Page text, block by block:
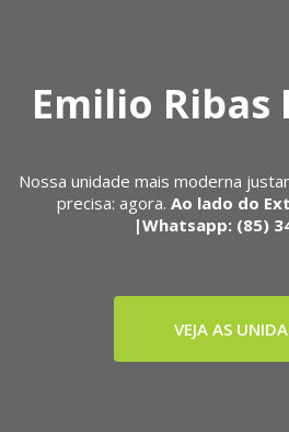
Emilio
Nossa unidade mais moderna
precisa: agora. Ao lado do
|Whatsapp: (85)
VEJA AS